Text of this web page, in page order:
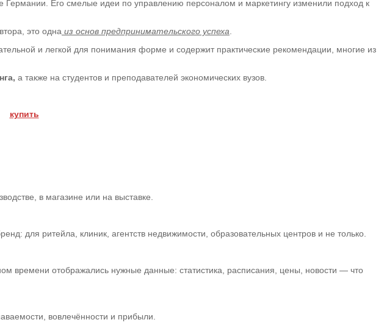
Германии. Его смелые идеи по управлению персоналом и маркетингу изменили подход к
это одна из основ предпринимательского успеха
и легкой для понимания форме и содержит практические рекомендации, многие из
а также на студентов и преподавателей экономических вузов.
купить
в магазине или на выставке.
ритейла, клиник, агентств недвижимости, образовательных центров и не только.
времени отображались нужные данные: статистика, расписания, цены, новости — что
вовлечённости и прибыли.